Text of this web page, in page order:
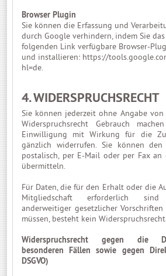
Browser Plugin
Sie können die Erfassung und
durch Google verhindern, indem Sie
folgenden Link verfügbare Browser-
und installieren: https://
hl=de.
4. WIDERSPRUCHSRECHT
Sie können jederzeit ohne Angabe
Widerspruchsrecht Gebrauch
Einwilligung mit Wirkung für die
gänzlich widerrufen. Sie können
postalisch, per E-Mail oder per Fax an
übermitteln.
Für Daten, die für den Erhalt oder die
Mitgliedschaft erforderlich
anderweitiger gesetzlicher
müssen, besteht kein Widerspruchsrecht.
Widerspruchsrecht gegen die
besonderen Fällen sowie gegen
DSGVO)